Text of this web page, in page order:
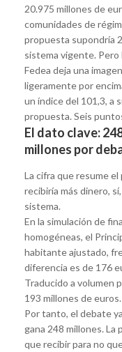
20.975 millones de
comunidades de
propuesta supondría
sistema vigente. Pero
Fedea deja una
ligeramente por
un índice del 101,3, a
propuesta. Seis
El dato clave:
millones por
La cifra que resume
recibiría más dinero,
sistema.
En la simulación de
homogéneas, el
habitante ajustado,
diferencia es de 176
Traducido a volumen
193 millones de euros.
Por tanto, el debate
gana 248 millones.
que recibir para no